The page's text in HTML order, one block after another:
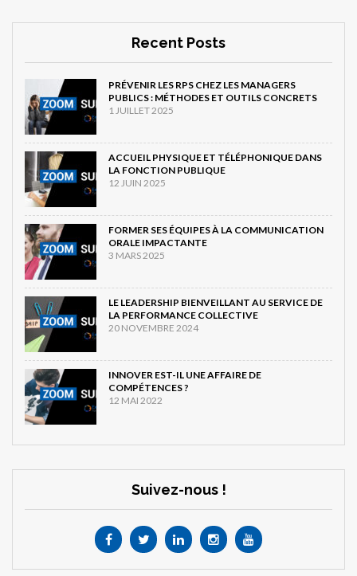
Recent Posts
PRÉVENIR LES RPS CHEZ LES MANAGERS
PUBLICS : MÉTHODES ET OUTILS CONCRETS
1 JUILLET 2025
ACCUEIL PHYSIQUE ET TÉLÉPHONIQUE DANS
LA FONCTION PUBLIQUE
12 JUIN 2025
FORMER SES ÉQUIPES À LA COMMUNICATION
ORALE IMPACTANTE
3 MARS 2025
LE LEADERSHIP BIENVEILLANT AU SERVICE DE
LA PERFORMANCE COLLECTIVE
20 NOVEMBRE 2024
INNOVER EST-IL UNE AFFAIRE DE
COMPÉTENCES ?
12 MAI 2022
Suivez-nous !